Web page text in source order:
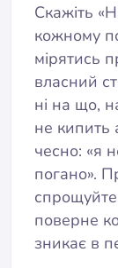
Скажіть
кожному
мірятись
власний
ні на що,
не кипить
чесно: «я
погано».
поверне
зникає в